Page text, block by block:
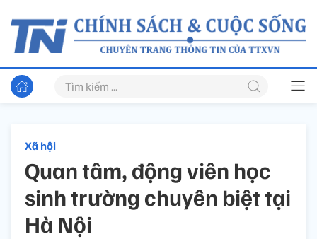
Xã hội
Quan tâm, động viên học
sinh trường chuyên biệt tại
Hà Nội